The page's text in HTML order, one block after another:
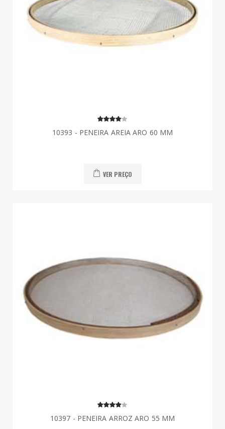
10393 - PENEIRA AREIA ARO 60 MM
VER PREÇO
10397 - PENEIRA ARROZ ARO 55 MM